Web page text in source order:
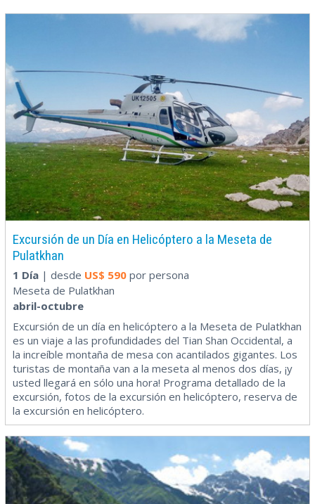
Excursión de un Día en Helicóptero a la Meseta de
Pulatkhan
1 Día | desde US$ 590 por persona
Meseta de Pulatkhan
abril-octubre
Excursión de un día en helicóptero a la Meseta de Pulatkhan
es un viaje a las profundidades del Tian Shan Occidental, a
la increíble montaña de mesa con acantilados gigantes. Los
turistas de montaña van a la meseta al menos dos días, ¡y
usted llegará en sólo una hora! Programa detallado de la
excursión, fotos de la excursión en helicóptero, reserva de
la excursión en helicóptero.